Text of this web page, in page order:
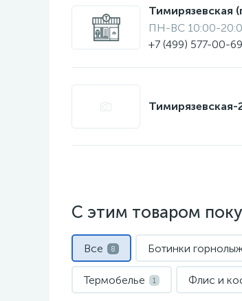
Тимирязевская
ПН-ВС 10:00-
+7 (499) 577-00-69
Тимирязевская-
С этим товаром
Все 8 Ботинки
Термобелье 1 Флис и